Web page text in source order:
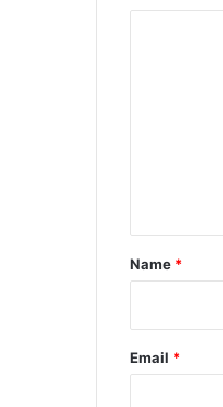
*
Name *
Email *